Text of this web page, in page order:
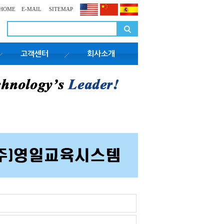
E-MAIL SITEMAP
고객센터 회사소개